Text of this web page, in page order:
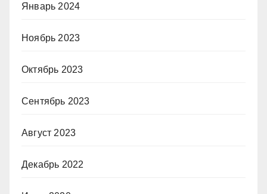
Январь 2024
Ноябрь 2023
Октябрь 2023
Сентябрь 2023
Август 2023
Декабрь 2022